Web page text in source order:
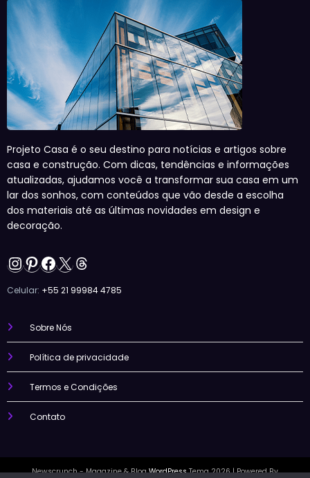
Projeto Casa é o seu destino para notícias e artigos sobre
casa e construção. Com dicas, tendências e informações
atualizadas, ajudamos você a transformar sua casa em um
lar dos sonhos, com conteúdos que vão desde a escolha
dos materiais até as últimas novidades em design e
decoração.
Instagram
Pinterest
Facebook
X Threads
Celular: +55 21 99984 4785
Sobre Nós
Política de privacidade
Termos e Condições
Contato
Newscrunch - Magazine & BlogWordPressTema 2026 | Powered By